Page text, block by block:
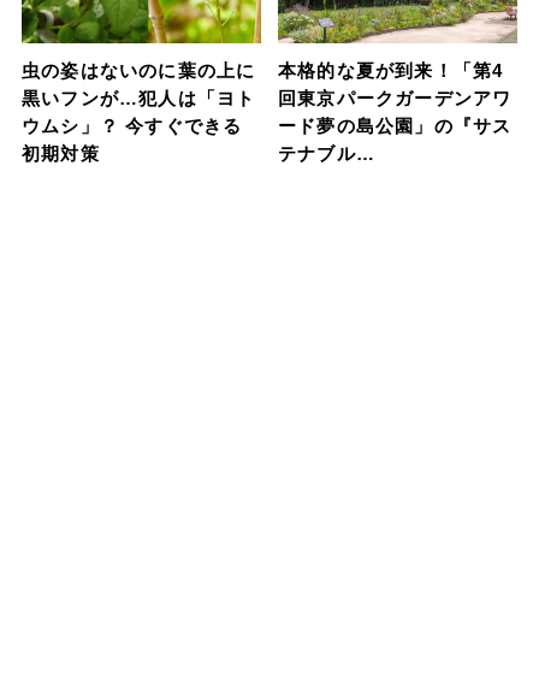
虫の姿はないのに葉の上に
黒いフンが…犯人は「ヨト
ウムシ」？ 今すぐできる
初期対策
本格的な夏が到来！「第4
回東京パークガーデンアワ
ード夢の島公園」の『サス
テナブル…